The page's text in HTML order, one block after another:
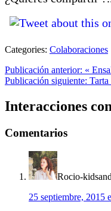
Categories: Colaboraciones
Publicación anterior: «
Publicación siguiente: Tarta
Interacciones
Comentarios
Rocio-
25 septiembre, 2015